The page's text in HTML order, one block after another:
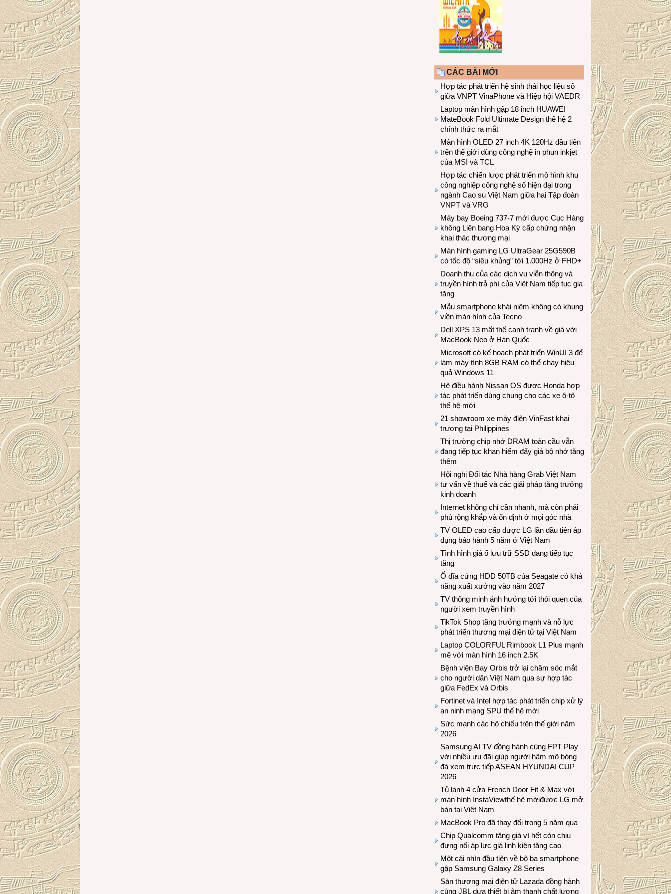
CÁC BÀI MỚI
Hợp tác phát triển hệ sinh thái học liệu số
giữa VNPT VinaPhone và Hiệp hội VAEDR
Laptop màn hình gập 18 inch HUAWEI
MateBook Fold Ultimate Design thế hệ 2
chính thức ra mắt
Màn hình OLED 27 inch 4K 120Hz đầu tiên
trên thế giới dùng công nghệ in phun inkjet
của MSI và TCL
Hợp tác chiến lược phát triển mô hình khu
công nghiệp công nghệ số hiện đại trong
ngành Cao su Việt Nam giữa hai Tập đoàn
VNPT và VRG
Máy bay Boeing 737-7 mới được Cục Hàng
không Liên bang Hoa Kỳ cấp chứng nhận
khai thác thương mại
Màn hình gaming LG UltraGear 25G590B
có tốc độ “siêu khủng” tới 1.000Hz ở FHD+
Doanh thu của các dịch vụ viễn thông và
truyền hình trả phí của Việt Nam tiếp tục gia
tăng
Mẫu smartphone khái niệm không có khung
viền màn hình của Tecno
Dell XPS 13 mất thế cạnh tranh về giá với
MacBook Neo ở Hàn Quốc
Microsoft có kế hoạch phát triển WinUI 3 để
làm máy tính 8GB RAM có thể chạy hiệu
quả Windows 11
Hệ điều hành Nissan OS được Honda hợp
tác phát triển dùng chung cho các xe ô-tô
thế hệ mới
21 showroom xe máy điện VinFast khai
trương tại Philippines
Thị trường chip nhớ DRAM toàn cầu vẫn
đang tiếp tục khan hiếm đẩy giá bộ nhớ tăng
thêm
Hội nghị Đối tác Nhà hàng Grab Việt Nam
tư vấn về thuế và các giải pháp tăng trưởng
kinh doanh
Internet không chỉ cần nhanh, mà còn phải
phủ rộng khắp và ổn định ở mọi góc nhà
TV OLED cao cấp được LG lần đầu tiên áp
dụng bảo hành 5 năm ở Việt Nam
Tình hình giá ổ lưu trữ SSD đang tiếp tục
tăng
Ổ đĩa cứng HDD 50TB của Seagate có khả
năng xuất xưởng vào năm 2027
TV thông minh ảnh hưởng tới thói quen của
người xem truyền hình
TikTok Shop tăng trưởng mạnh và nỗ lực
phát triển thương mại điện tử tại Việt Nam
Laptop COLORFUL Rimbook L1 Plus mạnh
mẽ với màn hình 16 inch 2.5K
Bệnh viện Bay Orbis trở lại chăm sóc mắt
cho người dân Việt Nam qua sự hợp tác
giữa FedEx và Orbis
Fortinet và Intel hợp tác phát triển chip xử lý
an ninh mạng SPU thế hệ mới
Sức mạnh các hộ chiếu trên thế giới năm
2026
Samsung AI TV đồng hành cùng FPT Play
với nhiều ưu đãi giúp người hâm mộ bóng
đá xem trực tiếp ASEAN HYUNDAI CUP
2026
Tủ lạnh 4 cửa French Door Fit & Max với
màn hình InstaViewthế hệ mớiđược LG mở
bán tại Việt Nam
MacBook Pro đã thay đổi trong 5 năm qua
Chip Qualcomm tăng giá vì hết còn chịu
đựng nổi áp lực giá linh kiện tăng cao
Một cái nhìn đầu tiên về bộ ba smartphone
gập Samsung Galaxy Z8 Series
Sàn thương mại điện tử Lazada đồng hành
cùng JBL dưa thiết bị âm thanh chất lượng